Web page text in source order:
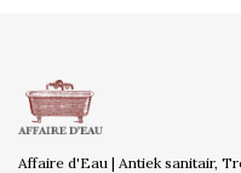
Affaire d'Eau | Antiek sanitair,